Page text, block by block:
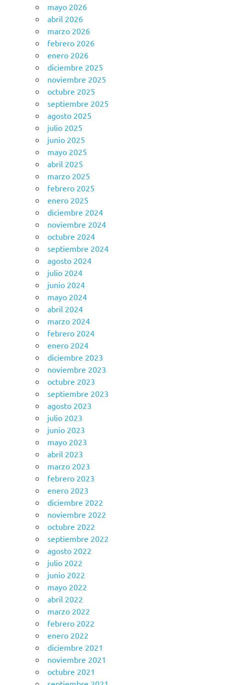
mayo 2026
abril 2026
marzo 2026
febrero 2026
enero 2026
diciembre 2025
noviembre 2025
octubre 2025
septiembre 2025
agosto 2025
julio 2025
junio 2025
mayo 2025
abril 2025
marzo 2025
febrero 2025
enero 2025
diciembre 2024
noviembre 2024
octubre 2024
septiembre 2024
agosto 2024
julio 2024
junio 2024
mayo 2024
abril 2024
marzo 2024
febrero 2024
enero 2024
diciembre 2023
noviembre 2023
octubre 2023
septiembre 2023
agosto 2023
julio 2023
junio 2023
mayo 2023
abril 2023
marzo 2023
febrero 2023
enero 2023
diciembre 2022
noviembre 2022
octubre 2022
septiembre 2022
agosto 2022
julio 2022
junio 2022
mayo 2022
abril 2022
marzo 2022
febrero 2022
enero 2022
diciembre 2021
noviembre 2021
octubre 2021